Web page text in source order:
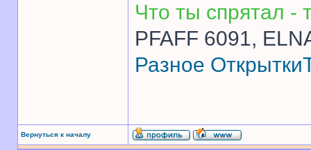
Что ты спрятал -
PFAFF 6091,
Разное Открытки
Вернуться к началу